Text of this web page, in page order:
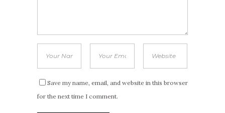
Save my name, email, and website in this browser
for the next time I comment.